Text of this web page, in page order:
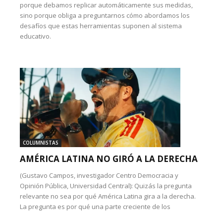
porque debamos replicar automáticamente sus medidas,
sino porque obliga a preguntarnos cómo abordamos los
desafíos que estas herramientas suponen al sistema
educativo.
COLUMNISTAS
AMÉRICA LATINA NO GIRÓ A LA DERECHA
(Gustavo Campos, investigador Centro Democracia y
Opinión Pública, Universidad Central): Quizás la pregunta
relevante no sea por qué América Latina gira a la derecha.
La pregunta es por qué una parte creciente de los